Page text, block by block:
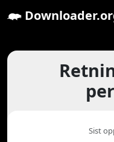
Sist